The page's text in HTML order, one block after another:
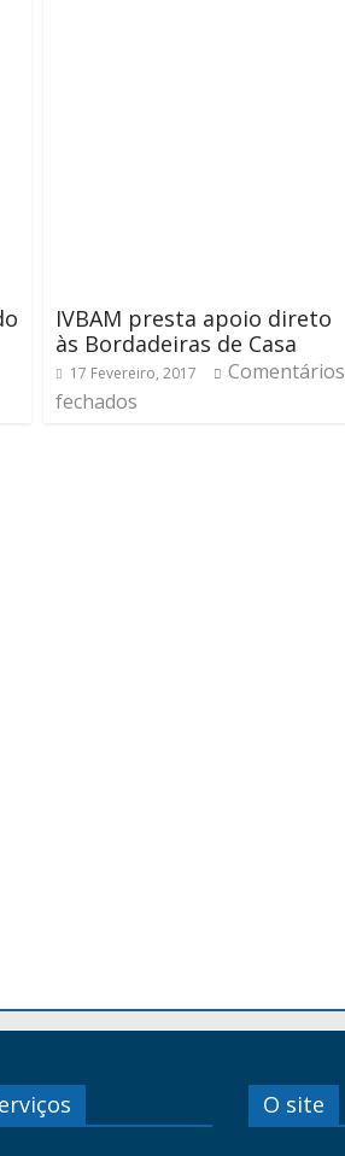
IVBAM presta apoio direto
às Bordadeiras de Casa
17 Fevereiro, 2017
Comentários
fechados
O site